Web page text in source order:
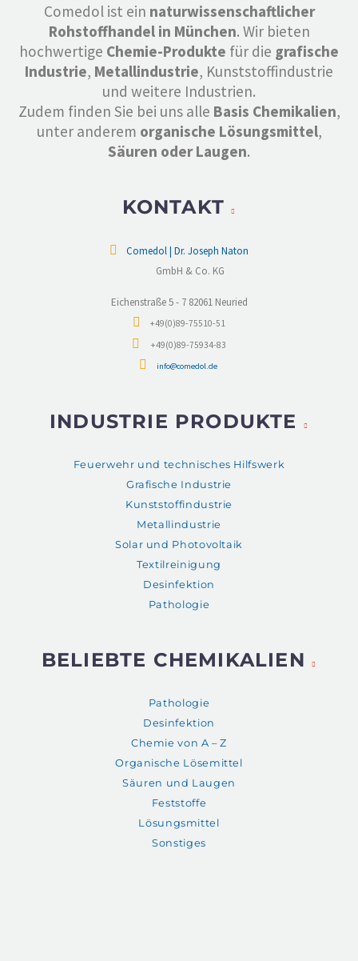
Comedol ist ein naturwissenschaftlicher
Rohstoffhandel in München. Wir bieten
hochwertige Chemie-Produkte für die grafische
Industrie, Metallindustrie, Kunststoffindustrie
und weitere Industrien.
Zudem finden Sie bei uns alle Basis Chemikalien,
unter anderem organische Lösungsmittel,
Säuren oder Laugen.
KONTAKT
Comedol | Dr. Joseph Naton
GmbH & Co. KG
Eichenstraße 5 - 7 82061 Neuried
+49(0)89-75510-51
+49(0)89-75934-83
info@comedol.de
INDUSTRIE PRODUKTE
Feuerwehr und technisches Hilfswerk
Grafische Industrie
Kunststoffindustrie
Metallindustrie
Solar und Photovoltaik
Textilreinigung
Desinfektion
Pathologie
BELIEBTE CHEMIKALIEN
Pathologie
Desinfektion
Chemie von A – Z
Organische Lösemittel
Säuren und Laugen
Feststoffe
Lösungsmittel
Sonstiges